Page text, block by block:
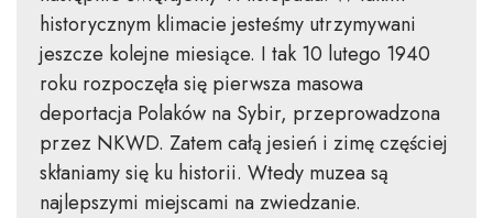
historycznym klimacie jesteśmy utrzymywani
jeszcze kolejne miesiące. I tak 10 lutego 1940
roku rozpoczęła się pierwsza masowa
deportacja Polaków na Sybir, przeprowadzona
przez NKWD. Zatem całą jesień i zimę częściej
skłaniamy się ku historii. Wtedy muzea są
najlepszymi miejscami na zwiedzanie.